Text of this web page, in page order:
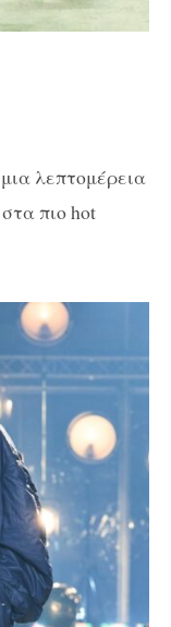
λεπτομέρεια
πιο hot